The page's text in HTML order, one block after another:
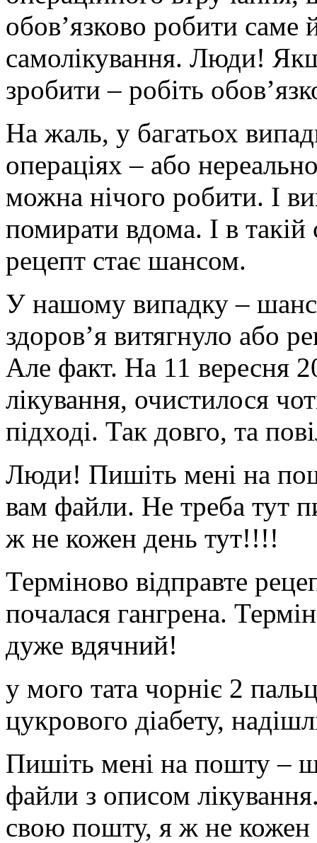
обов’язково робити саме
самолікування. Люди!
зробити – робіть
На жаль, у багатьох
операціях – або
можна нічого робити. І
помирати вдома. І в такій
рецепт стає шансом.
У нашому випадку – шанс
здоров’я витягнуло або
Але факт. На 11 вересня
лікування, очистилося
підході. Так довго, та
Люди! Пишіть мені на
вам файли. Не треба тут
ж не кожен день тут!!!!
Терміново відправте
почалася гангрена.
дуже вдячний!
у мого тата чорніє 2
цукрового діабету,
Пишіть мені на пошту –
файли з описом
свою пошту, я ж не